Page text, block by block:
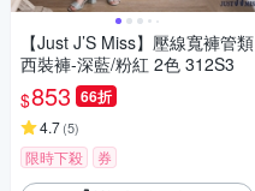
【Just J’S Miss】壓線寬褲管類
西裝褲-深藍/粉紅 2色 312S3
$853 66折
4.7(5)
限時下殺 券